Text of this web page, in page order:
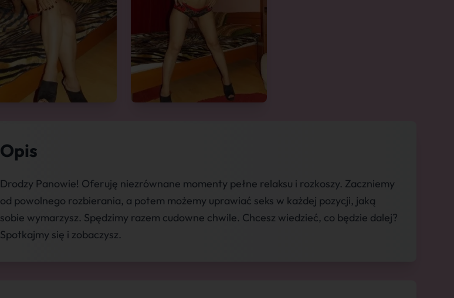
Opis
Drodzy Panowie! Oferuję niezrównane momenty pełne relaksu i rozkoszy. Zaczniemy
od powolnego rozbierania, a potem możemy uprawiać seks w każdej pozycji, jaką
sobie wymarzysz. Spędzimy razem cudowne chwile. Chcesz wiedzieć, co będzie dalej?
Spotkajmy się i zobaczysz.